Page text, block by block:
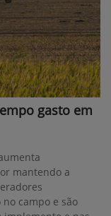
gasto em
mantendo a
campo e são